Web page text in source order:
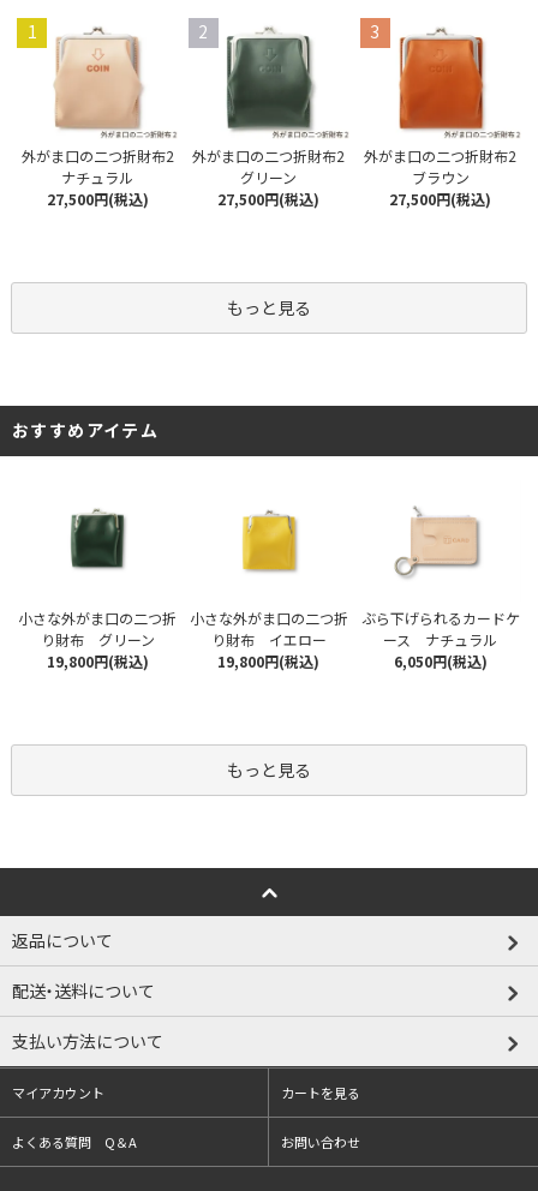
1
外がま口の二つ折財布2
ナチュラル
27,500円(税込)
2
外がま口の二つ折財布2
グリーン
27,500円(税込)
3
外がま口の二つ折財布2
ブラウン
27,500円(税込)
もっと見る
おすすめアイテム
小さな外がま口の二つ折
り財布 グリーン
19,800円(税込)
小さな外がま口の二つ折
り財布 イエロー
19,800円(税込)
ぶら下げられるカードケ
ース ナチュラル
6,050円(税込)
もっと見る
返品について
配送・送料について
支払い方法について
マイアカウント カートを見る
よくある質問 Q＆A お問い合わせ